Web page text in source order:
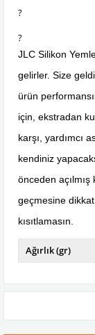
?
?
JLC Silikon
gelirler. Size
ürün
için, ekstradan
karşı, yardımcı
kendiniz
önceden
geçmesine
kısıtlamasın.
Ağırlık (gr)